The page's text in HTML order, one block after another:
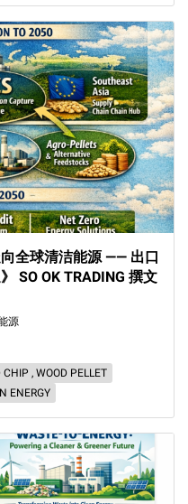
全球清洁能源 —— 出口
SO OK TRADING 撰文
源
CHIP , WOOD PELLET
ENERGY